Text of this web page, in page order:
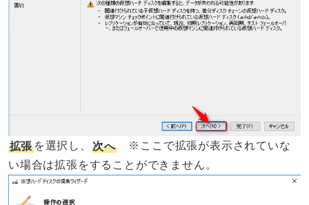
拡張を選択し、 次へ※ここで拡張が表示されていな
い場合は拡張をすることができません。